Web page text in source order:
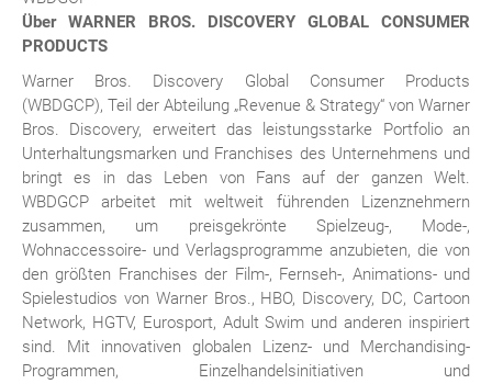
Über WARNER BROS. DISCOVERY GLOBAL CONSUMER
PRODUCTS
Warner Bros. Discovery Global Consumer Products
(WBDGCP), Teil der Abteilung „Revenue & Strategy“ von Warner
Bros. Discovery, erweitert das leistungsstarke Portfolio an
Unterhaltungsmarken und Franchises des Unternehmens und
bringt es in das Leben von Fans auf der ganzen Welt.
WBDGCP arbeitet mit weltweit führenden Lizenznehmern
zusammen, um preisgekrönte Spielzeug-, Mode-,
Wohnaccessoire- und Verlagsprogramme anzubieten, die von
den größten Franchises der Film-, Fernseh-, Animations- und
Spielestudios von Warner Bros., HBO, Discovery, DC, Cartoon
Network, HGTV, Eurosport, Adult Swim und anderen inspiriert
sind. Mit innovativen globalen Lizenz- und Merchandising-
Programmen, Einzelhandelsinitiativen und